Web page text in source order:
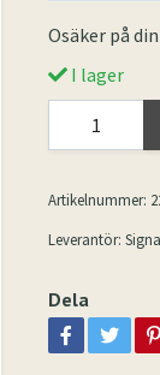
Osäker på
I lager
Artikelnummer:
Leverantör:
Dela